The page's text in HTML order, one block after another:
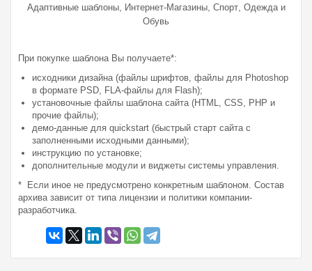
Адаптивные шаблоны, Интернет-Магазины, Спорт, Одежда и
Обувь
При покупке шаблона Вы получаете*:
исходники дизайна (файлы шрифтов, файлы для Photoshop
в формате PSD, FLA-файлы для Flash);
установочные файлы шаблона сайта (HTML, CSS, PHP и
прочие файлы);
демо-данные для quickstart (быстрый старт сайта с
заполненными исходными данными);
инструкцию по установке;
дополнительные модули и виджеты системы управления.
* Если иное не предусмотрено конкретным шаблоном. Состав
архива зависит от типа лицензии и политики компании-
разработчика.